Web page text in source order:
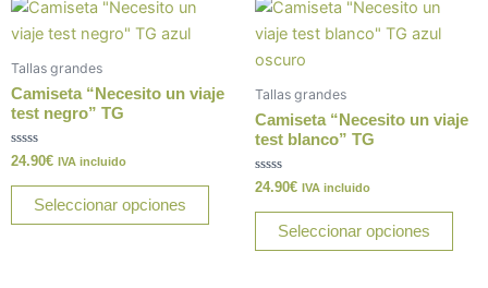
Tallas grandes
Camiseta “Necesito un viaje
test negro” TG
Valorado
con
0
24.90€ IVA incluido
Seleccionar opciones
producto
múltiples
variantes.
opciones
se
pueden
Tallas grandes
Camiseta “Necesito un viaje
test blanco” TG
Valorado
con
0
24.90€ IVA incluido
Seleccionar opciones